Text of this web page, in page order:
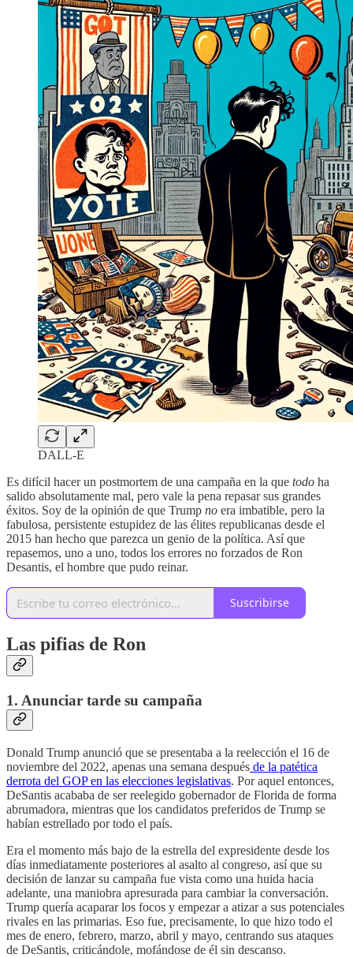
DALL-E
Es difícil hacer un postmortem de una campaña en la que todo ha
salido absolutamente mal, pero vale la pena repasar sus grandes
éxitos. Soy de la opinión de que Trump no era imbatible, pero la
fabulosa, persistente estupidez de las élites republicanas desde el
2015 han hecho que parezca un genio de la política. Así que
repasemos, uno a uno, todos los errores no forzados de Ron
Desantis, el hombre que pudo reinar.
Suscribirse
Las pifias de Ron
1. Anunciar tarde su campaña
Donald Trump anunció que se presentaba a la reelección el 16 de
noviembre del 2022, apenas una semana después de la patética
derrota del GOP en las elecciones legislativas. Por aquel entonces,
DeSantis acababa de ser reelegido gobernador de Florida de forma
abrumadora, mientras que los candidatos preferidos de Trump se
habían estrellado por todo el país.
Era el momento más bajo de la estrella del expresidente desde los
días inmediatamente posteriores al asalto al congreso, así que su
decisión de lanzar su campaña fue vista como una huida hacia
adelante, una maniobra apresurada para cambiar la conversación.
Trump quería acaparar los focos y empezar a atizar a sus potenciales
rivales en las primarias. Eso fue, precisamente, lo que hizo todo el
mes de enero, febrero, marzo, abril y mayo, centrando sus ataques
de DeSantis, criticándole, mofándose de él sin descanso.